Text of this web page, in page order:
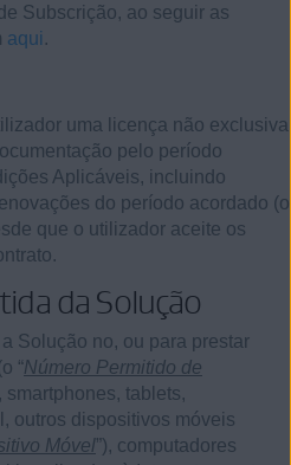
Subscrição, ao seguir as
aqui .
uma licença não exclusiva
pelo período
Aplicáveis, incluindo
do período acordado (o
que o utilizador aceite os
da Solução
Solução no, ou para prestar
“Número Permitido de
smartphones, tablets,
outros dispositivos móveis
Móvel”), computadores